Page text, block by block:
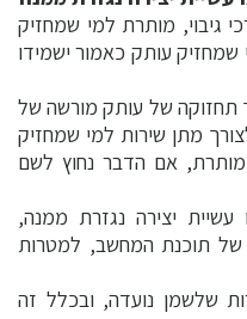
גיבוי, מותרת למי שמחזיק
עותק כאמור ישמידו
של עותק מורשה של
מתן שירות למי שמחזיק
אם הדבר נחוץ לשם
יצירה נגזרת ממנה,
תוכנת המחשב, למטרות
שלשמן נועדה, ובכלל זה